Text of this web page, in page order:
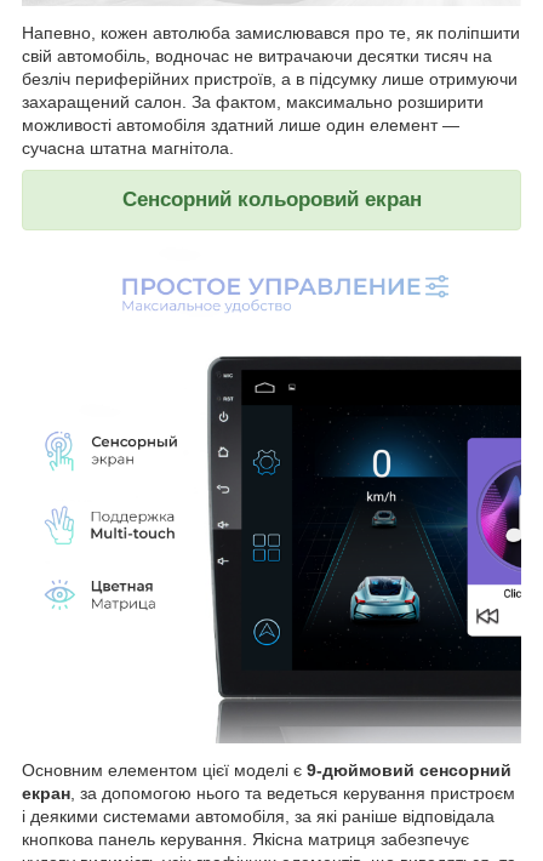
Напевно, кожен автолюба замислювався про те, як поліпшити
свій автомобіль, водночас не витрачаючи десятки тисяч на
безліч периферійних пристроїв, а в підсумку лише отримуючи
захаращений салон. За фактом, максимально розширити
можливості автомобіля здатний лише один елемент —
сучасна штатна магнітола.
Сенсорний кольоровий екран
Основним елементом цієї моделі є 9-дюймовий сенсорний
екран, за допомогою нього та ведеться керування пристроєм
і деякими системами автомобіля, за які раніше відповідала
кнопкова панель керування. Якісна матриця забезпечує